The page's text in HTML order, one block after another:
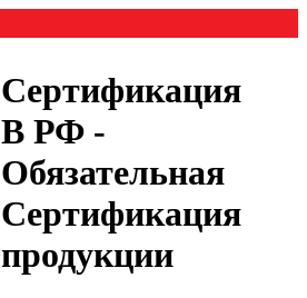
Сертификация
В РФ -
Обязательная
Сертификация
продукции